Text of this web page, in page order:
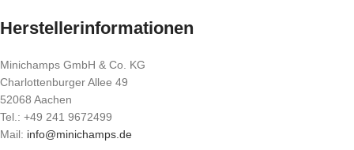
Herstellerinformationen
Minichamps GmbH & Co. KG
Charlottenburger Allee 49
52068 Aachen
Tel.: +49 241 9672499
Mail: info@minichamps.de